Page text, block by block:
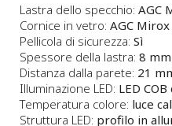
Lastra dello specchio: AGC
Cornice in vetro: AGC
Pellicola di sicurezza: Sì
Spessore della lastra: 8 mm
Distanza dalla parete: 21
Illuminazione LED: LED
Temperatura colore: luce
Struttura LED: profilo in